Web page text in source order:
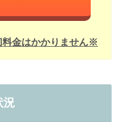
金はかかりません※
況